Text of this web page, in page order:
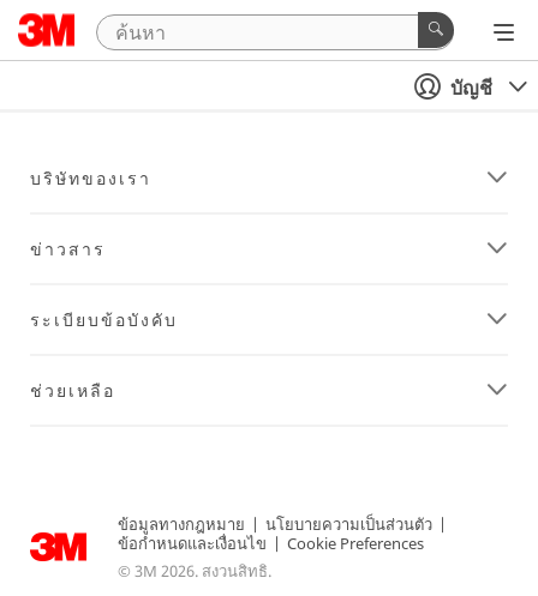
บัญชี
บริษัทของเรา
ข่าวสาร
ระเบียบข้อบังคับ
ช่วยเหลือ
ข้อมูลทางกฎหมาย | นโยบายความเป็นส่วนตัว |
ข้อกำหนดและเงื่อนไข | Cookie Preferences
© 3M 2026. สงวนสิทธิ.